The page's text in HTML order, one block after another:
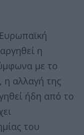
η
με το
η αλλαγή της
ήδη από το
του